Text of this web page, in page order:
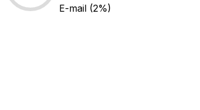
E-mail (2%)